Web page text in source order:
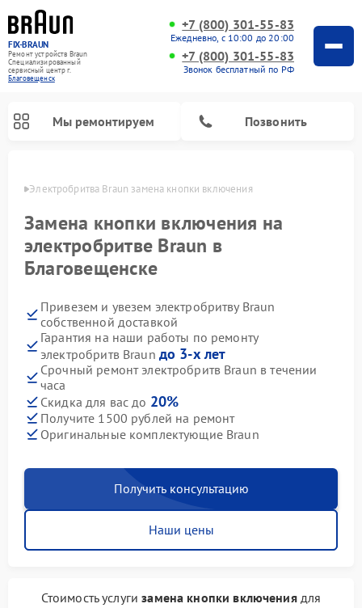
FIX-BRAUN
Ремонт устройств Braun
Специализированный
cервисный центр г.
Благовещенск
+7 (800) 301-55-83
Ежедневно, с 10:00 до 20:00
+7 (800) 301-55-83
Звонок бесплатный по РФ
Мы ремонтируем Позвонить
Электробритва Braun замена кнопки включения
Замена кнопки включения на
электробритве Braun в
Благовещенске
Привезем и увезем электробритву Braun
собственной доставкой
Гарантия на наши работы по ремонту
электробритв Braun до 3-х лет
Срочный ремонт электробритв Braun в течении
часа
Скидка для вас до 20%
Получите 1500 рублей на ремонт
Оригинальные комплектующие Braun
Получить консультацию
Наши цены
Стоимость услугизамена кнопки включениядля